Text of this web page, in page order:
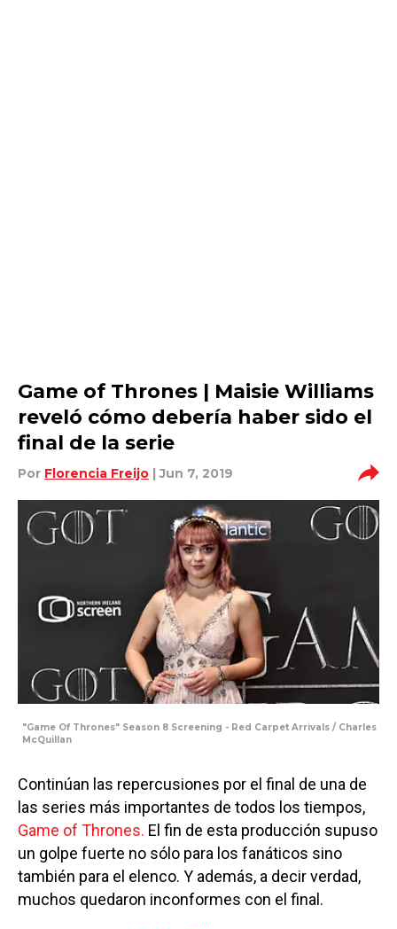
Game of Thrones | Maisie Williams
reveló cómo debería haber sido el
final de la serie
Por Florencia Freijo | Jun 7, 2019
"Game Of Thrones" Season 8 Screening - Red Carpet Arrivals / Charles
McQuillan
Continúan las repercusiones por el final de una de
las series más importantes de todos los tiempos,
Game of Thrones. El fin de esta producción supuso
un golpe fuerte no sólo para los fanáticos sino
también para el elenco. Y además, a decir verdad,
muchos quedaron inconformes con el final.